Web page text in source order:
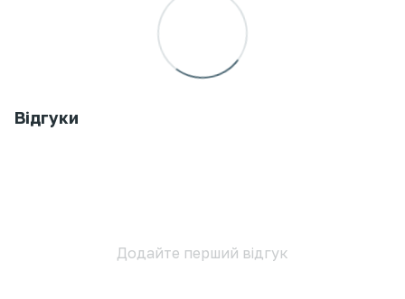
Відгуки
Додайте перший відгук